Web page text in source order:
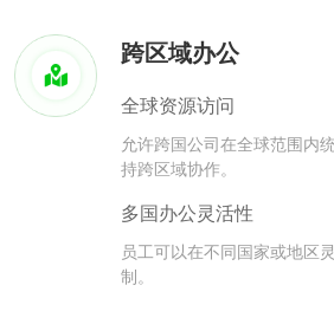
跨区域办公
全球资源访问
允许跨国公司在全球范围内
持跨区域协作。
多国办公灵活性
员工可以在不同国家或地区
制。